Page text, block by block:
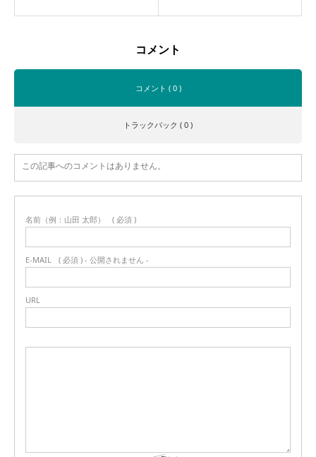
コメント
コメント ( 0 )
トラックバック ( 0 )
この記事へのコメントはありません。
名前（例：山田 太郎） ( 必須 )
E-MAIL ( 必須 ) - 公開されません -
URL